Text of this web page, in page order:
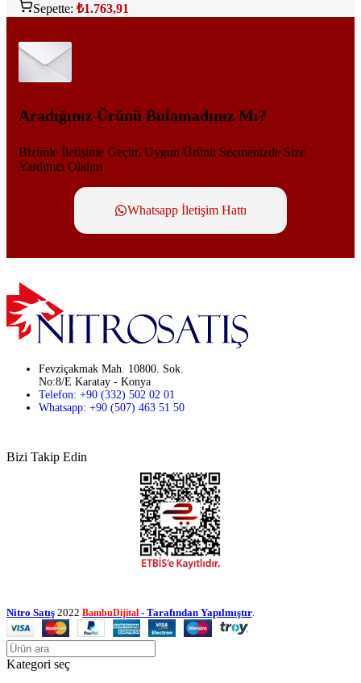
Sepette: ₺1.763,91
Aradığınız Ürünü Bulamadınız Mı?
Bizimle İletişime Geçin, Uygun Ürünü Seçmenizde Size
Yardımcı Olalım
Whatsapp İletişim Hattı
Fevziçakmak Mah. 10800. Sok.
No:8/E Karatay - Konya
Telefon: +90 (332) 502 02 01
Whatsapp: +90 (507) 463 51 50
Bizi Takip Edin
Nitro Satış 2022 BambuDijital - Tarafından Yapılmıştır
Kategori seç